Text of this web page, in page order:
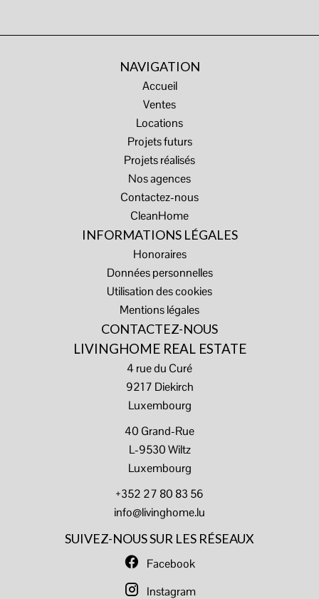
NAVIGATION
Accueil
Ventes
Locations
Projets futurs
Projets réalisés
Nos agences
Contactez-nous
CleanHome
INFORMATIONS LÉGALES
Honoraires
Données personnelles
Utilisation des cookies
Mentions légales
CONTACTEZ-NOUS
LIVINGHOME REAL ESTATE
4 rue du Curé
9217 Diekirch
Luxembourg
40 Grand-Rue
L-9530 Wiltz
Luxembourg
+352 27 80 83 56
info@livinghome.lu
SUIVEZ-NOUS SUR LES RÉSEAUX
Facebook
Instagram